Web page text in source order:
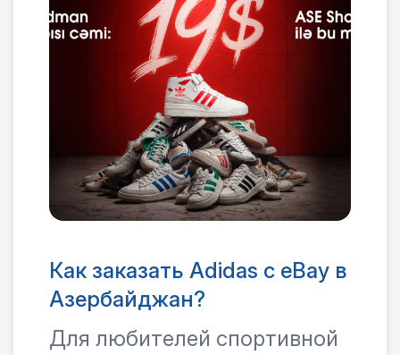
Как заказать Adidas с eBay в
Азербайджан?
Для любителей спортивной